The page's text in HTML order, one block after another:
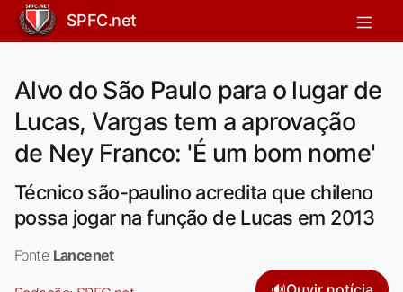
SPFC.net
Alvo do São Paulo para o lugar de
Lucas, Vargas tem a aprovação
de Ney Franco: 'É um bom nome'
Técnico são-paulino acredita que chileno
possa jogar na função de Lucas em 2013
Fonte Lancenet